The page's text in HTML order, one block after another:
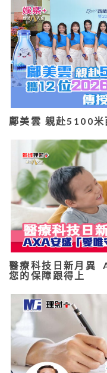
鄺美雲 親赴5100
醫療科技日新月異
您的保障跟得上